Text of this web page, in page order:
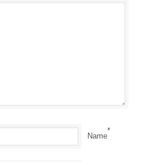
Name
*